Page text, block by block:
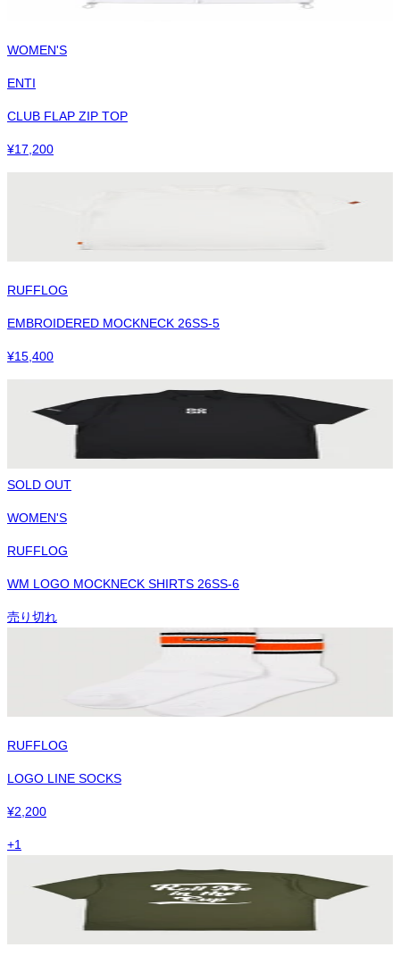
WOMEN'S
ENTI
CLUB FLAP ZIP TOP
¥17,200
RUFFLOG
EMBROIDERED MOCKNECK 26SS-5
¥15,400
SOLD OUT
WOMEN'S
RUFFLOG
WM LOGO MOCKNECK SHIRTS 26SS-6
売り切れ
RUFFLOG
LOGO LINE SOCKS
¥2,200
+1